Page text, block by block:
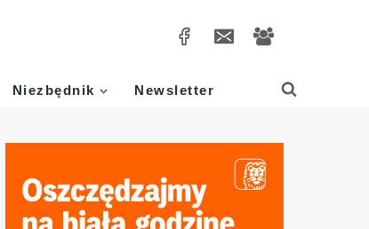
Niezbędnik Newsletter